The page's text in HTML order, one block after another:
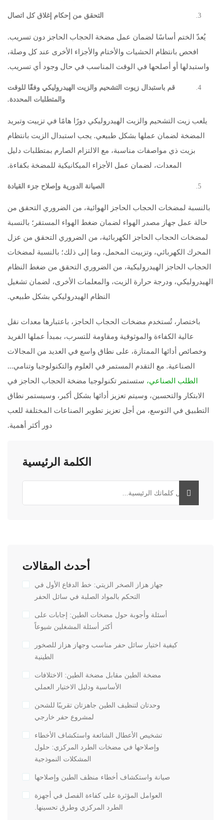
التحقق من إحكام إغلاق كل اتصال
يُعدّ الختم أساسًا لضمان عمل مضخة الحجاب الحاجز دون تسريب.
افحص بانتظام الحشيات والأختام والأجزاء الأخرى عند كل وصلة،
واستبدلها أو أصلحها في الوقت المناسب في حال وجود أي تسريب.
قم باستبدال زيوت التشحيم والزيت الهيدروليكي وفقًا للوقت
والمتطلبات المحددة.
يلعب زيت التشحيم والزيت الهيدروليكي دورًا هامًا في تزييت وتبريد
المضخة لضمان عملها بشكل طبيعي. يجب استبدال الزيت بانتظام
بزيت ذي مواصفات مناسبة، مع الالتزام الصارم بمتطلبات دليل
المعدات، لضمان عمل الأجزاء الميكانيكية للمضخة بكفاءة.
الصيانة الدورية وإصلاح جزء القيادة
بالنسبة لمضخات الحجاب الحاجز الهوائية، من الضروري التحقق من
حالة عمل جهاز مصدر الهواء لضمان ضغط الهواء المستقر؛ بالنسبة
لمضخات الحجاب الحاجز الكهربائية، من الضروري التحقق من عزل
المحرك الكهربائي، وتزييت المحمل، وما إلى ذلك؛ بالنسبة لمضخات
الحجاب الحاجز الهيدروليكية، من الضروري التحقق من ضغط النظام
الهيدروليكي، ودرجة حرارة الزيت، والمعلمات الأخرى، لضمان تشغيل
النظام الهيدروليكي بشكل طبيعي.
باختصار، تُستخدم مضخات الحجاب الحاجز، باعتبارها معدات نقل
عالية الكفاءة والموثوقية ومقاومة للتسرب، بمبدأ عملها الفريد
وخصائص أدائها الممتازة، على نطاق واسع في العديد من المجالات
الصناعية. مع التقدم المستمر في العلوم والتكنولوجيا وتنامي...
الطلب الصناعي، ستستمر تكنولوجيا مضخة الحجاب الحاجز في
الابتكار والتحسين، وسيتم تعزيز أدائها بشكل أكبر، وسيستمر نطاق
التطبيق في التوسع، من أجل تعزيز تطوير الصناعات المختلفة للعب
دور أكثر أهمية.
الكلمة الرئيسية
أحدث المقالات
جهاز هزاز الصخر الزيتي: خط الدفاع الأول في
التحكم بالمواد الصلبة في سائل الحفر
أسئلة وأجوبة حول مضخات الطين: إجابات على
أكثر أسئلة المشغلين شيوعاً
كيفية اختيار سائل حفر مناسب وجهاز هزاز للصخور
الطينية
مضخة الطين مقابل مضخة الطين: الاختلافات
الأساسية ودليل الاختيار العملي
وحدتان لتنظيف الطين جاهزتان تقريبًا للشحن
لمشروع حفر خارجي
تشخيص الأعطال الشائعة واستكشاف الأخطاء
وإصلاحها في مضخات الطرد المركزي: حلول
المشكلات النموذجية
صيانة واستكشاف أخطاء منظف الطين وإصلاحها
العوامل المؤثرة على كفاءة الفصل في أجهزة
الطرد المركزي وطرق تحسينها.